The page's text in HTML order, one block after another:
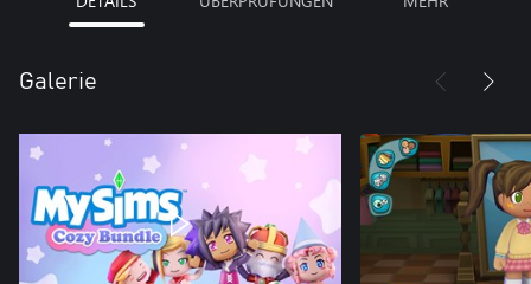
Galerie